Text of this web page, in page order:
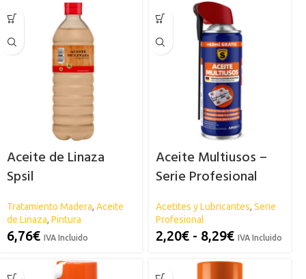
Aceite de Linaza
Spsil
Tratamiento Madera, Aceite
de Linaza, Pintura
6,76€ IVA Incluido
Aceite Multiusos –
Serie Profesional
Acetites y Lubricantes, Serie
Profesional
2,20€ - 8,29€ IVA Incluido